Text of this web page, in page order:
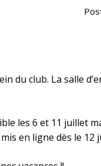
du club. La salle
les 6 et 11 juillet
en ligne dès le 12